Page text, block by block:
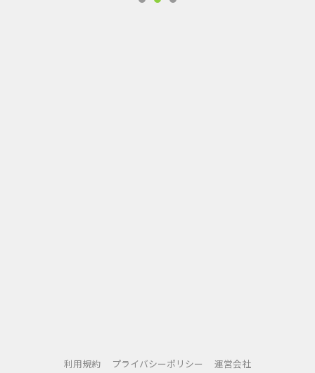
利用規約 プライバシーポリシー 運営会社